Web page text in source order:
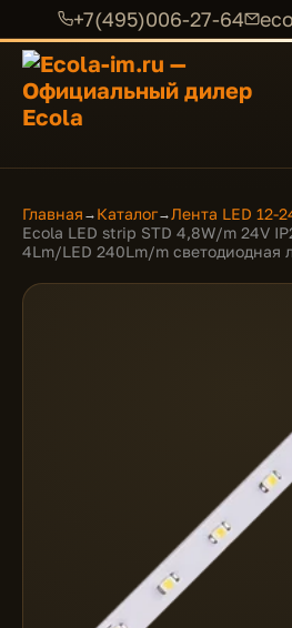
+7(495)006-27-64
Главная → Каталог→Лента LED 12-
Ecola LED strip STD 4,8W/m 24V
4Lm/LED 240Lm/m светодиодная